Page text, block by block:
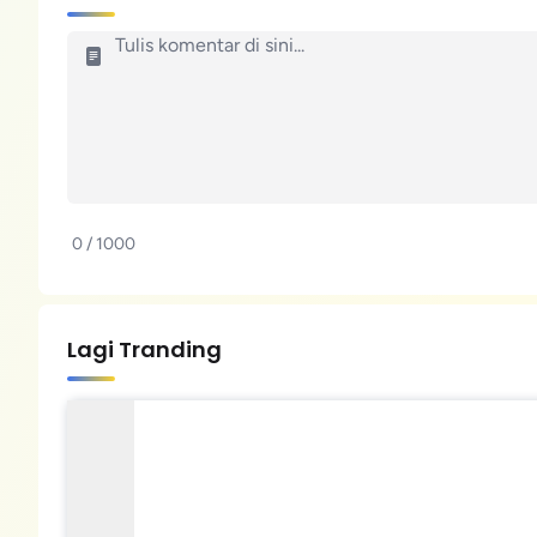
0 / 1000
Lagi Tranding